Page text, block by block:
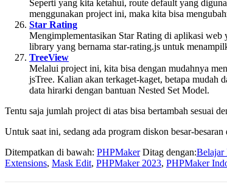
Seperti yang kita ketahui, route default yang
menggunakan project ini, maka kita bisa
Star Rating
Mengimplementasikan Star Rating di aplikasi web
library yang bernama star-rating.js untuk
TreeView
Melalui project ini, kita bisa dengan mudahnya
jsTree. Kalian akan terkaget-kaget, betapa
data hirarki dengan bantuan Nested Set Model.
Tentu saja jumlah project di atas bisa bertambah sesuai
Untuk saat ini, sedang ada program diskon besar-
Ditempatkan di bawah: PHPMaker Ditag dengan:Belajar
Extensions, Mask Edit, PHPMaker 2023, PHPMaker